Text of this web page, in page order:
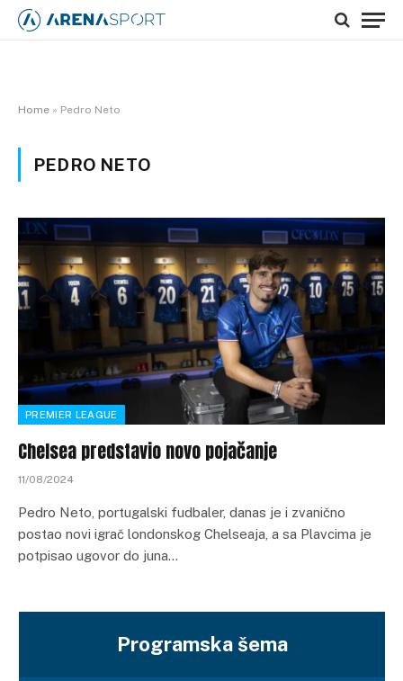
Home » Pedro Neto
PEDRO NETO
PREMIER LEAGUE
Chelsea predstavio novo pojačanje
11/08/2024
Pedro Neto, portugalski fudbaler, danas je i zvanično
postao novi igrač londonskog Chelseaja, a sa Plavcima je
potpisao ugovor do juna…
Programska šema